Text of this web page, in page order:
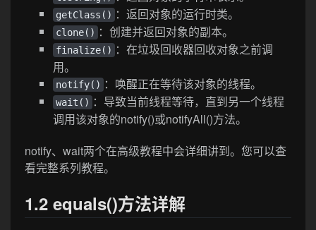
getClass() ：返回对象的运行时类。
clone() ：创建并返回对象的副本。
finalize() ：在垃圾回收器回收对象之前调
用。
notify() ：唤醒正在等待该对象的线程。
wait() ：导致当前线程等待，直到另一个线程
调用该对象的notify()或notifyAll()方法。
notify、wait两个在高级教程中会详细讲到。您可以查
看完整系列教程。
1.2 equals()方法详解